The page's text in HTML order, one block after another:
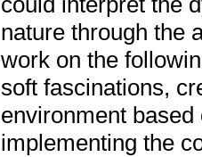
nature through the
work on the
soft fascinations,
environment
implementing the